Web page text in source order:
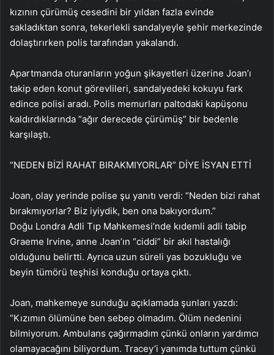
kızının çürümüş cesedini bir yıldan fazla evinde
sakladıktan sonra, tekerlekli sandalyeyle şehir merkezinde
dolaştırırken polis tarafından yakalandı.
Apartmanda oturanların yoğun şikayetleri üzerine Joan’ı
takip eden konut görevlileri, sandalyedeki kokuyu fark
edince polisi aradı. Polis memurları paltodaki kapüşonu
kaldırdıklarında “ağır derecede çürümüş” bir bedenle
karşılaştı.
“NEDEN BİZİ RAHAT BIRAKMIYORLAR” DİYE İSYAN ETTİ
Joan, olay yerinde polise şu yanıtı verdi: “Neden bizi rahat
bırakmıyorlar? Biz iyiydik, ben ona bakıyordum.”
Doğu Londra Adli Tıp Mahkemesi’nde kıdemli adli tabip
Graeme Irvine, anne Joan’ın “ciddi” bir akıl hastalığı
olduğunu belirtti. Ayrıca uzun süreli yas bozukluğu ve
beyin tümörü teşhisi konduğu ortaya çıktı.
Joan, mahkemeye sunduğu açıklamada şunları yazdı:
“Kızımın ölümüne ben sebep olmadım. Ölüm nedenini
bilmiyorum. Ambulans çağırmadım çünkü onların yardımcı
olamayacağını biliyordum. Tracey’i yanımda tuttum çünkü